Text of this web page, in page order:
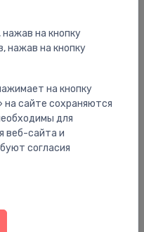
plastmasas, balts
на кнопку
нажав на кнопку
на кнопку
на сайте сохраняются
для
веб-сайта и
согласия